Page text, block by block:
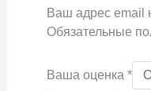
Ваш адрес email
Обязательные
Ваша оценка *